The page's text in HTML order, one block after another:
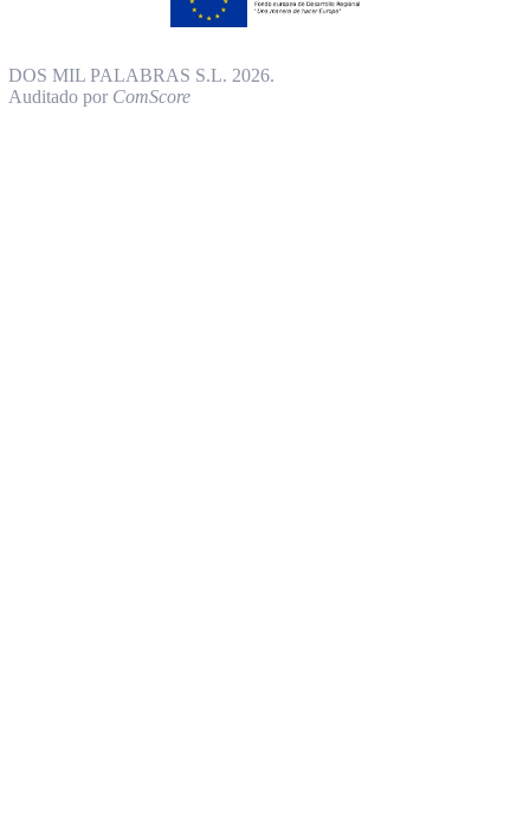
DOS MIL PALABRAS S.L. 2026.
Auditado por ComScore